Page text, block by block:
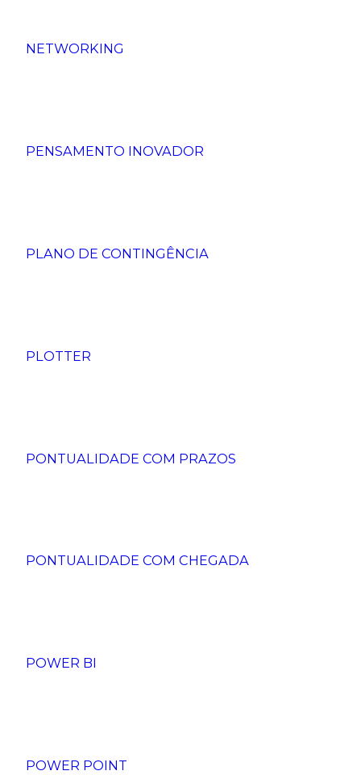
NETWORKING
PENSAMENTO INOVADOR
PLANO DE CONTINGÊNCIA
PLOTTER
PONTUALIDADE COM PRAZOS
PONTUALIDADE COM CHEGADA
POWER BI
POWER POINT